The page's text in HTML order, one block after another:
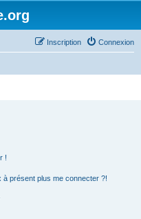
Connexion
Inscription
!
à présent plus me connecter ?!